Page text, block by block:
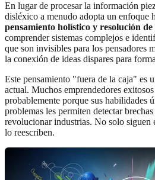
En lugar de procesar la información
disléxico a menudo adopta un enfoque
pensamiento holístico y resolución
comprender sistemas complejos e
que son invisibles para los pensadores
la conexión de ideas dispares para
Este pensamiento "fuera de la caja" es
actual. Muchos emprendedores
probablemente porque sus habilidades
problemas les permiten detectar
revolucionar industrias. No solo siguen
lo reescriben.